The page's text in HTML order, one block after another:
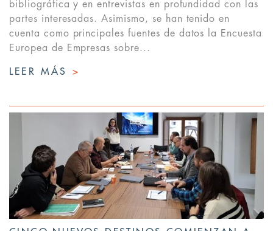
bibliográfica y en entrevistas en profundidad con las
partes interesadas. Asimismo, se han tenido en
cuenta como principales fuentes de datos la Encuesta
Europea de Empresas sobre...
LEER MÁS >